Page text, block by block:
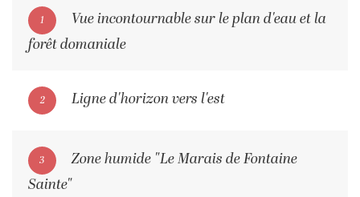
1
Vue incontournable sur le plan d'eau et la
forêt domaniale
2 Ligne d'horizon vers l'est
3
Zone humide "Le Marais de Fontaine
Sainte"